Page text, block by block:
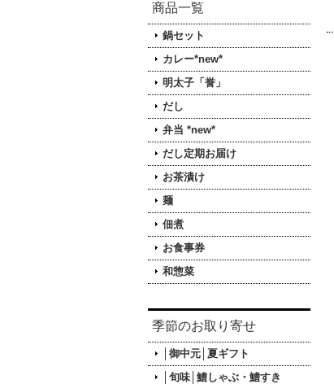
商品一覧
鍋セット
カレー*new*
明太子「誉」
だし
弁当 *new*
だし定期お届け
お茶漬け
麺
佃煮
お食事券
和惣菜
季節のお取り寄せ
│御中元│夏ギフト
│旬味│鱧しゃぶ・鱧すき